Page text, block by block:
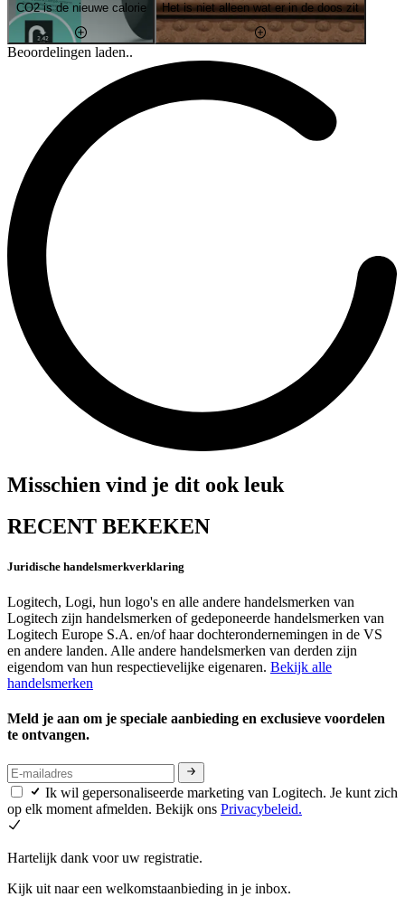
CO2 is de nieuwe calorie Het is niet alleen wat er in de doos zit
Beoordelingen laden..
Misschien vind je dit ook leuk
RECENT BEKEKEN
Juridische handelsmerkverklaring
Logitech, Logi, hun logo's en alle andere handelsmerken van
Logitech zijn handelsmerken of gedeponeerde handelsmerken van
Logitech Europe S.A. en/of haar dochterondernemingen in de VS
en andere landen. Alle andere handelsmerken van derden zijn
eigendom van hun respectievelijke eigenaren. Bekijk alle
handelsmerken
Meld je aan om je speciale aanbieding en exclusieve voordelen
te ontvangen.
Ik wil gepersonaliseerde marketing van Logitech. Je kunt zich
op elk moment afmelden. Bekijk ons Privacybeleid.
Hartelijk dank voor uw registratie.
Kijk uit naar een welkomstaanbieding in je inbox.